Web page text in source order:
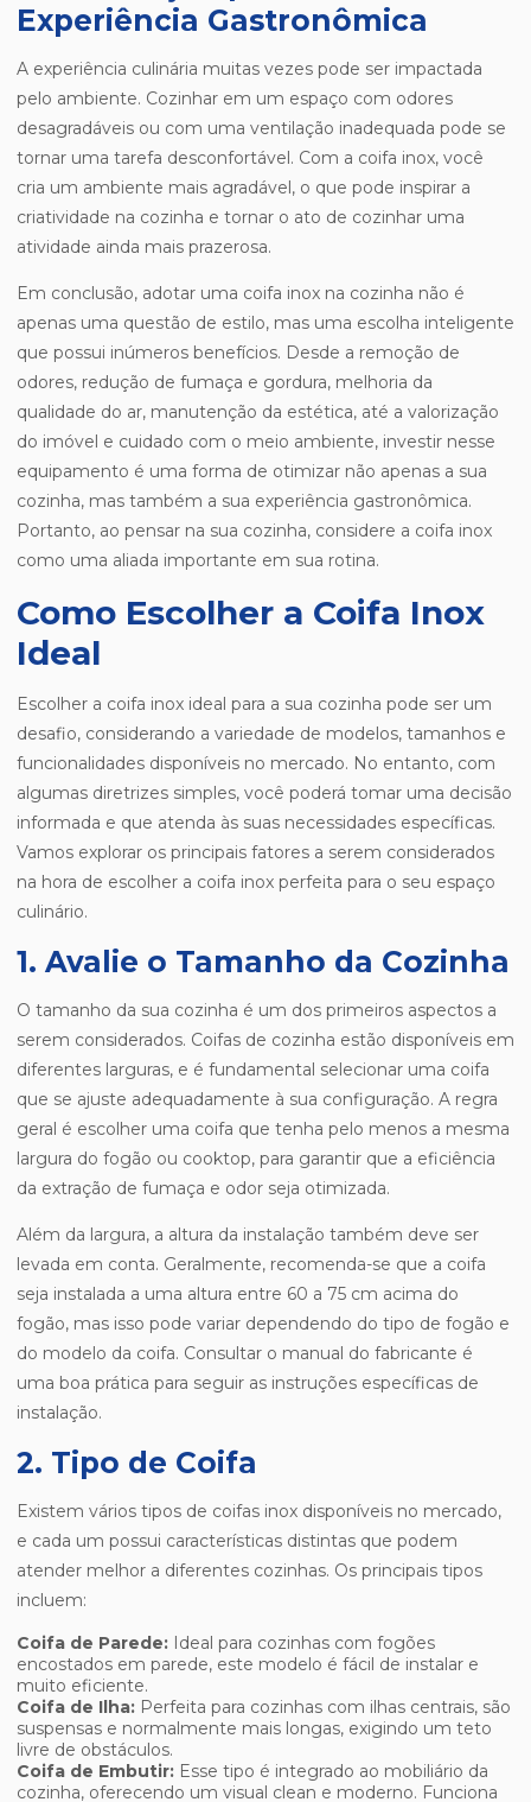
Experiência Gastronômica
A experiência culinária muitas vezes pode ser impactada
pelo ambiente. Cozinhar em um espaço com odores
desagradáveis ou com uma ventilação inadequada pode se
tornar uma tarefa desconfortável. Com a coifa inox, você
cria um ambiente mais agradável, o que pode inspirar a
criatividade na cozinha e tornar o ato de cozinhar uma
atividade ainda mais prazerosa.
Em conclusão, adotar uma coifa inox na cozinha não é
apenas uma questão de estilo, mas uma escolha inteligente
que possui inúmeros benefícios. Desde a remoção de
odores, redução de fumaça e gordura, melhoria da
qualidade do ar, manutenção da estética, até a valorização
do imóvel e cuidado com o meio ambiente, investir nesse
equipamento é uma forma de otimizar não apenas a sua
cozinha, mas também a sua experiência gastronômica.
Portanto, ao pensar na sua cozinha, considere a coifa inox
como uma aliada importante em sua rotina.
Como Escolher a Coifa Inox
Ideal
Escolher a coifa inox ideal para a sua cozinha pode ser um
desafio, considerando a variedade de modelos, tamanhos e
funcionalidades disponíveis no mercado. No entanto, com
algumas diretrizes simples, você poderá tomar uma decisão
informada e que atenda às suas necessidades específicas.
Vamos explorar os principais fatores a serem considerados
na hora de escolher a coifa inox perfeita para o seu espaço
culinário.
1. Avalie o Tamanho da Cozinha
O tamanho da sua cozinha é um dos primeiros aspectos a
serem considerados. Coifas de cozinha estão disponíveis em
diferentes larguras, e é fundamental selecionar uma coifa
que se ajuste adequadamente à sua configuração. A regra
geral é escolher uma coifa que tenha pelo menos a mesma
largura do fogão ou cooktop, para garantir que a eficiência
da extração de fumaça e odor seja otimizada.
Além da largura, a altura da instalação também deve ser
levada em conta. Geralmente, recomenda-se que a coifa
seja instalada a uma altura entre 60 a 75 cm acima do
fogão, mas isso pode variar dependendo do tipo de fogão e
do modelo da coifa. Consultar o manual do fabricante é
uma boa prática para seguir as instruções específicas de
instalação.
2. Tipo de Coifa
Existem vários tipos de coifas inox disponíveis no mercado,
e cada um possui características distintas que podem
atender melhor a diferentes cozinhas. Os principais tipos
incluem:
Coifa de Parede: Ideal para cozinhas com fogões
encostados em parede, este modelo é fácil de instalar e
muito eficiente.
Coifa de Ilha: Perfeita para cozinhas com ilhas centrais, são
suspensas e normalmente mais longas, exigindo um teto
livre de obstáculos.
Coifa de Embutir: Esse tipo é integrado ao mobiliário da
cozinha, oferecendo um visual clean e moderno. Funciona